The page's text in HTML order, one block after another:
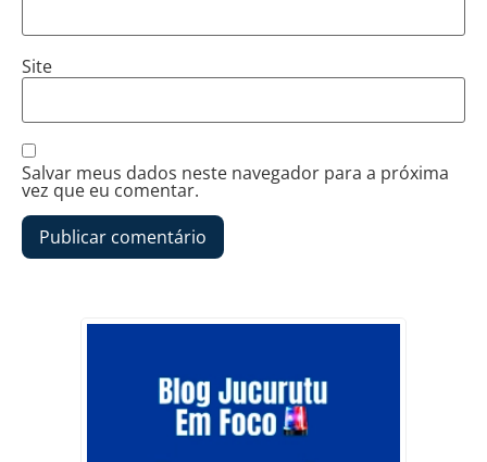
Site
Salvar meus dados neste navegador para a próxima
vez que eu comentar.